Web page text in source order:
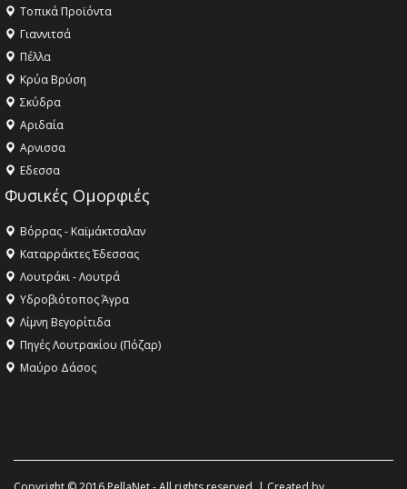
Τοπικά Προϊόντα
Γιαννιτσά
Πέλλα
Κρύα Βρύση
Σκύδρα
Αριδαία
Aρνισσα
Eδεσσα
Φυσικές Ομορφιές
Βόρρας - Καϊμάκτσαλαν
Καταρράκτες Έδεσσας
Λουτράκι - Λουτρά
Υδροβιότοπος Άγρα
Λίμνη Βεγορίτιδα
Πηγές Λουτρακίου (Πόζαρ)
Μαύρο Δάσος